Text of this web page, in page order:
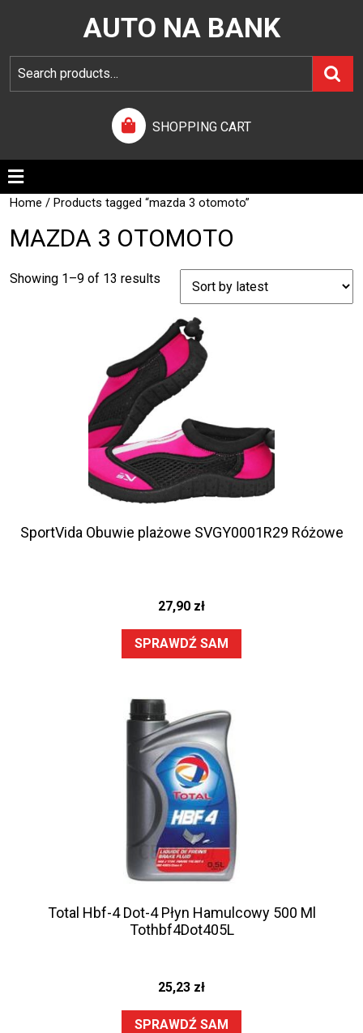
AUTO NA BANK
SHOPPING CART
Home / Products tagged “mazda 3 otomoto”
MAZDA 3 OTOMOTO
Showing 1–9 of 13 results
SportVida Obuwie plażowe SVGY0001R29 Różowe
27,90 zł
SPRAWDŹ SAM
Total Hbf-4 Dot-4 Płyn Hamulcowy 500 Ml
Tothbf4Dot405L
25,23 zł
SPRAWDŹ SAM